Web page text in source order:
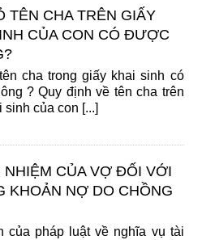
TÊN CHA TRÊN GIẤY
CỦA CON CÓ ĐƯỢC
cha trong giấy khai sinh có
? Quy định về tên cha trên
sinh của con [...]
NHIỆM CỦA VỢ ĐỐI VỚI
KHOẢN NỢ DO CHỒNG
của pháp luật về nghĩa vụ tài